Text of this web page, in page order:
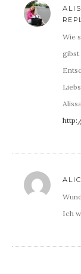
Wie
gibst
Ich